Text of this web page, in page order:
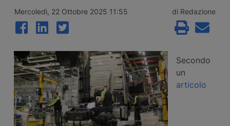
Mercoledì, 22 Ottobre 2025 11:55 di Redazione
Secondo
un
articolo